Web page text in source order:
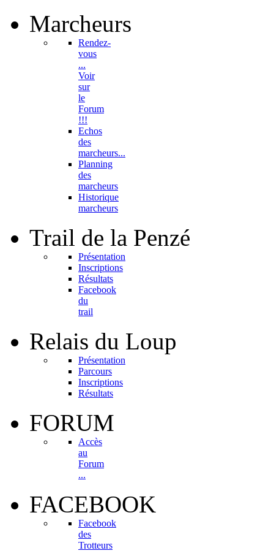
Marcheurs
Rendez-
vous
...
Voir
sur
le
Forum
!!!
Echos
des
marcheurs...
Planning
des
marcheurs
Historique
marcheurs
Trail de la Penzé
Présentation
Inscriptions
Résultats
Facebook
du
trail
Relais du Loup
Présentation
Parcours
Inscriptions
Résultats
FORUM
Accès
au
Forum
...
FACEBOOK
Facebook
des
Trotteurs